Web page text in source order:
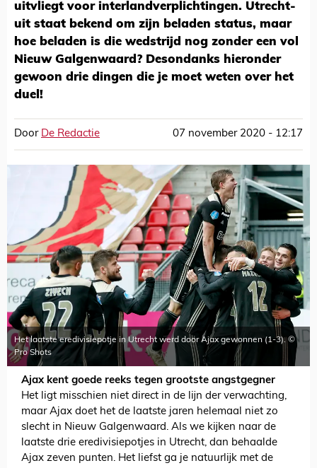
uitvliegt voor interlandverplichtingen. Utrecht-
uit staat bekend om zijn beladen status, maar
hoe beladen is die wedstrijd nog zonder een vol
Nieuw Galgenwaard? Desondanks hieronder
gewoon drie dingen die je moet weten over het
duel!
Door De Redactie 07 november 2020 - 12:17
Het laatste eredivisiepotje in Utrecht werd door Ajax gewonnen (1-3). ©
Pro Shots
Ajax kent goede reeks tegen grootste angstgegner
Het ligt misschien niet direct in de lijn der verwachting,
maar Ajax doet het de laatste jaren helemaal niet zo
slecht in Nieuw Galgenwaard. Als we kijken naar de
laatste drie eredivisiepotjes in Utrecht, dan behaalde
Ajax zeven punten. Het liefst ga je natuurlijk met de